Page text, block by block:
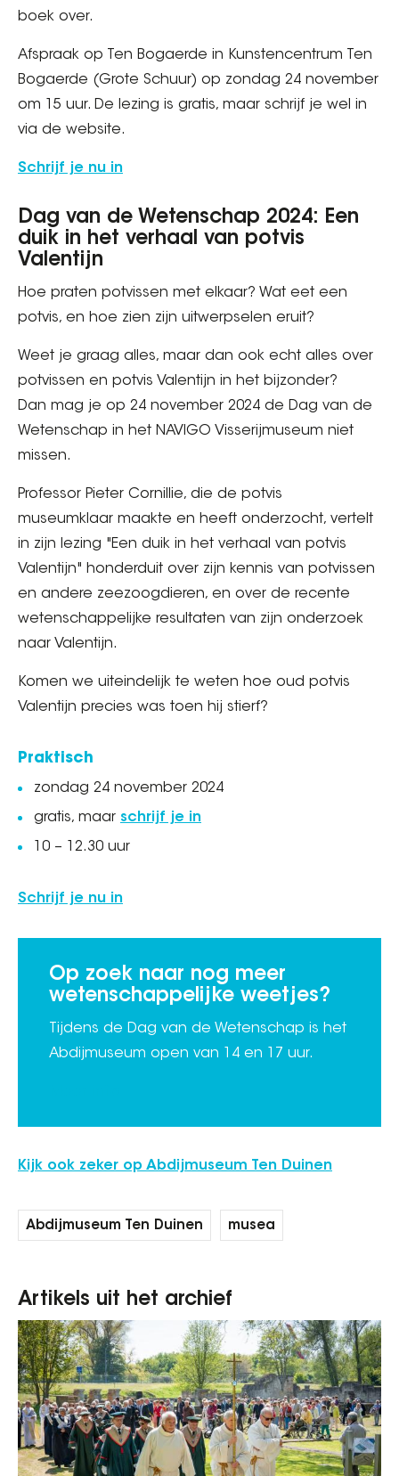
boek over.
Afspraak op Ten Bogaerde in Kunstencentrum Ten
Bogaerde (Grote Schuur) op zondag 24 november
om 15 uur. De lezing is gratis, maar schrijf je wel in
via de website.
Schrijf je nu in
Dag van de Wetenschap 2024: Een
duik in het verhaal van potvis
Valentijn
Hoe praten potvissen met elkaar? Wat eet een
potvis, en hoe zien zijn uitwerpselen eruit?
Weet je graag alles, maar dan ook echt alles over
potvissen en potvis Valentijn in het bijzonder?
Dan mag je op 24 november 2024 de Dag van de
Wetenschap in het NAVIGO Visserijmuseum niet
missen.
Professor Pieter Cornillie, die de potvis
museumklaar maakte en heeft onderzocht, vertelt
in zijn lezing "Een duik in het verhaal van potvis
Valentijn" honderduit over zijn kennis van potvissen
en andere zeezoogdieren, en over de recente
wetenschappelijke resultaten van zijn onderzoek
naar Valentijn.
Komen we uiteindelijk te weten hoe oud potvis
Valentijn precies was toen hij stierf?
Praktisch
zondag 24 november 2024
gratis, maar schrijf je in
10 – 12.30 uur
Schrijf je nu in
Op zoek naar nog meer
wetenschappelijke weetjes?
Tijdens de Dag van de Wetenschap is het
Abdijmuseum open van 14 en 17 uur.
Kijk ook zeker op Abdijmuseum Ten Duinen
Abdijmuseum Ten Duinen musea
Artikels uit het archief